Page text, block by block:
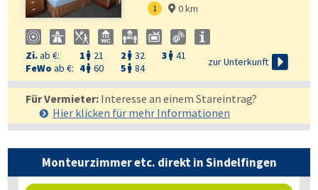
1  0 km
Zi.ab €: 1  21 2  32 3  41
FeWo ab €: 4 60 5  84
zur Unterkunft 
Für Vermieter: Interesse an einem Stareintrag?
Hier klicken für mehr Informationen
Monteurzimmer etc. direkt in Sindelfingen